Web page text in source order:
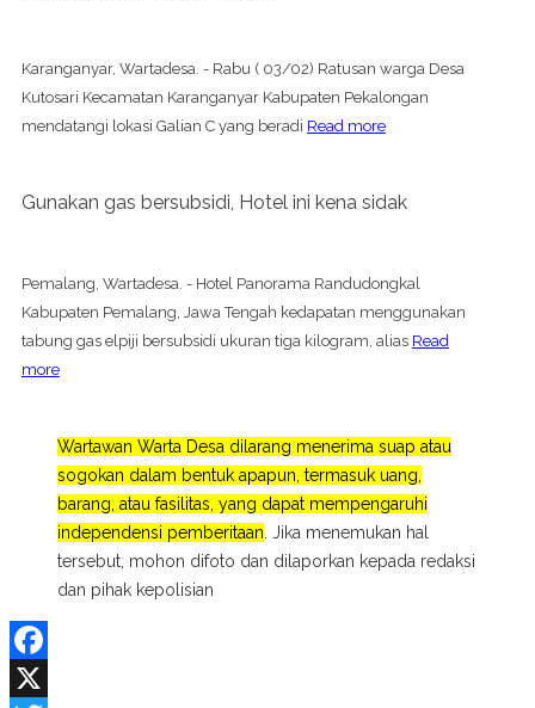
Karanganyar, Wartadesa. - Rabu ( 03/02) Ratusan warga Desa
Kutosari Kecamatan Karanganyar Kabupaten Pekalongan
mendatangi lokasi Galian C yang beradi Read more
Gunakan gas bersubsidi, Hotel ini kena sidak
Pemalang, Wartadesa. - Hotel Panorama Randudongkal
Kabupaten Pemalang, Jawa Tengah kedapatan menggunakan
tabung gas elpiji bersubsidi ukuran tiga kilogram, alias Read
more
Wartawan Warta Desa dilarang menerima suap atau
sogokan dalam bentuk apapun, termasuk uang,
barang, atau fasilitas, yang dapat mempengaruhi
independensi pemberitaan . Jika menemukan hal
tersebut, mohon difoto dan dilaporkan kepada redaksi
dan pihak kepolisian
Facebook